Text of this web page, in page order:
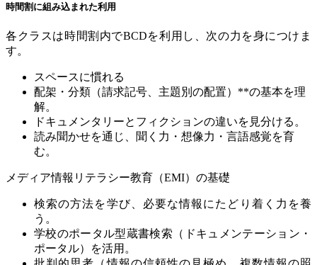
時間割に組み込まれた利用
各クラスは時間割内でBCDを利用し、次の力を身につけま
す。
スペースに慣れる
配架・分類（請求記号、主題別の配置） **の基本を理
解。
ドキュメンタリーとフィクションの違いを見分ける。
読み聞かせを通じ、聞く力・想像力・言語感覚を育
む。
メディア情報リテラシー教育（EMI）の基礎
検索の方法を学び、必要な情報にたどり着く力を養
う。
学校のポータル型蔵書検索（ドキュメンテーション・
ポータル）を活用。